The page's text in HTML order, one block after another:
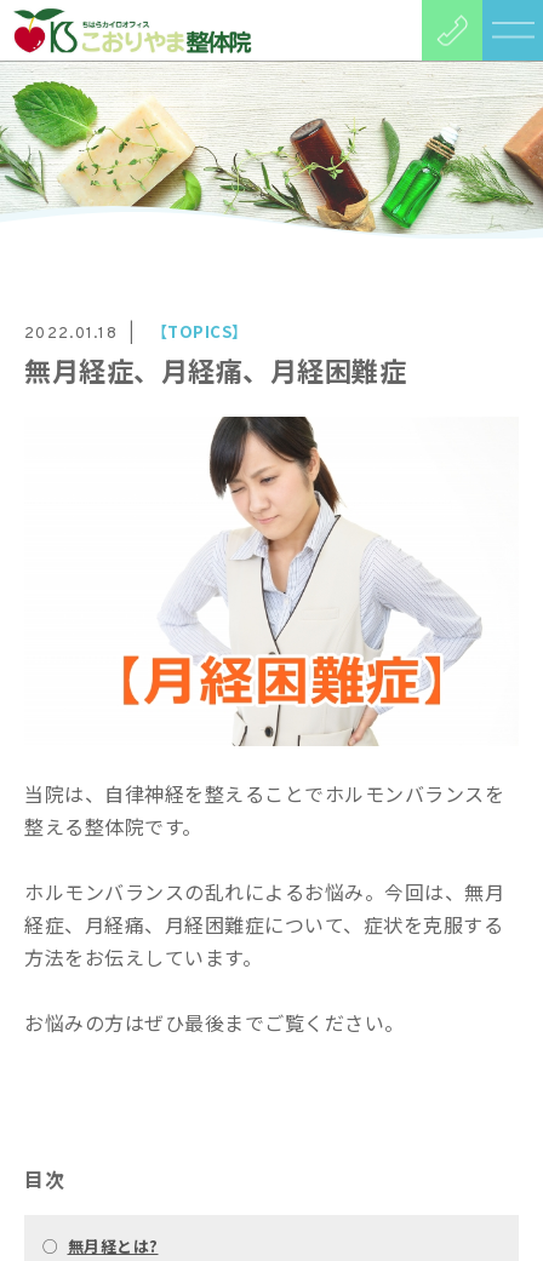
2022.01.18 【TOPICS】
無月経症、月経痛、月経困難症
当院は、自律神経を整えることでホルモンバランスを
整える整体院です。
ホルモンバランスの乱れによるお悩み。今回は、無月
経症、月経痛、月経困難症について、症状を克服する
方法をお伝えしています。
お悩みの方はぜひ最後までご覧ください。
目次
○ 無月経とは?